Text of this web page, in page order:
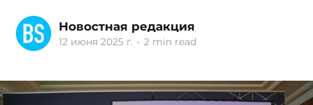
Новостная редакция
12 июня 2025 г. • 2 min read